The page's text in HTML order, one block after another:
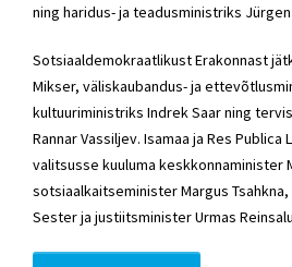
ning haridus- ja teadusministriks Jürgen
Sotsiaaldemokraatlikust Erakonnast
Mikser, väliskaubandus- ja
kultuuriministriks Indrek Saar ning
Rannar Vassiljev. Isamaa ja Res Publica
valitsusse kuuluma keskkonnaminister
sotsiaalkaitseminister Margus
Sester ja justiitsminister Urmas